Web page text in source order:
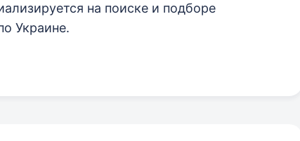
на поиске и подборе
Украине.